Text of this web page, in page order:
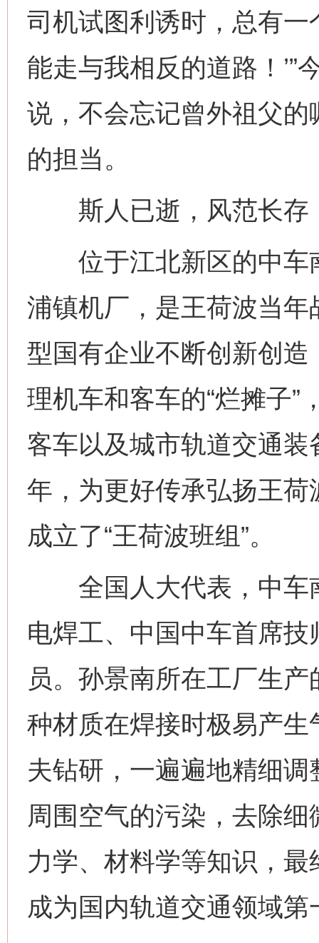
司机试图利诱时，总有
能走与我相反的道路！’”
说，不会忘记曾外祖父
的担当。
斯人已逝，风范长存
位于江北新区的中车
浦镇机厂，是王荷波当
型国有企业不断创新创造
理机车和客车的“烂摊子”
客车以及城市轨道交通
年，为更好传承弘扬王荷
成立了“王荷波班组”。
全国人大代表，中车
电焊工、中国中车首席技
员。孙景南所在工厂生
种材质在焊接时极易产
夫钻研，一遍遍地精细
周围空气的污染，去除
力学、材料学等知识，
成为国内轨道交通领域